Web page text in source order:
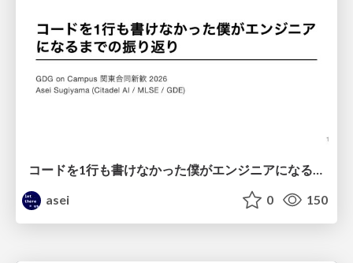
コードを1行も書けなかった僕がエンジニアになるまでの振り返り
asei
0 150